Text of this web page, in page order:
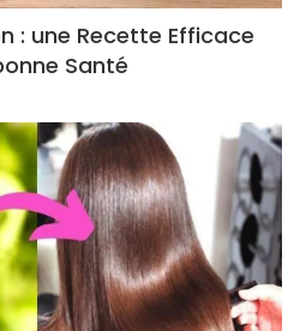
: une Recette Efficace
Santé